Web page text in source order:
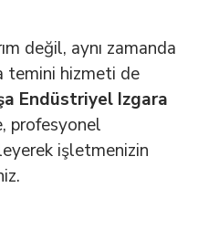
değil, aynı zamanda
temini hizmeti de
Endüstriyel Izgara
profesyonel
işletmenizin